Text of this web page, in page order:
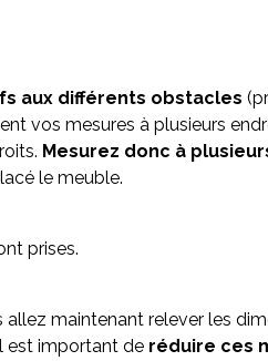
aux différents obstacles
vos mesures à plusieurs
Mesurez donc à
le meuble.
prises.
allez maintenant relever les
est important de réduire ces